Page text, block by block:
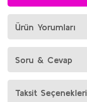
Ürün Yorumları
Soru & Cevap
Taksit Seçenekleri